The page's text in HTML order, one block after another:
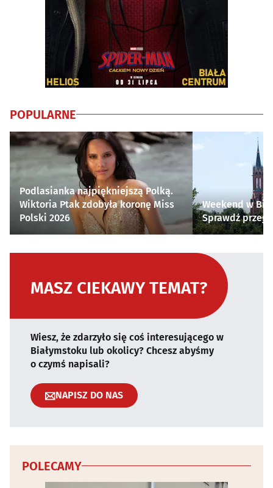
POPULARNE
Podlasianka najpiękniejszą Polką.
Wiktoria Ptak zdobyła koronę Miss
Polski 2026
Weekend w
Sprawdź
MASZ CIEKAWY TEMAT?
Wiesz, że zdarzyło się coś interesującego w
Białymstoku lub okolicy? Chcesz abyśmy
o czymś napisali?
NAPISZ DO NAS
POLECAMY